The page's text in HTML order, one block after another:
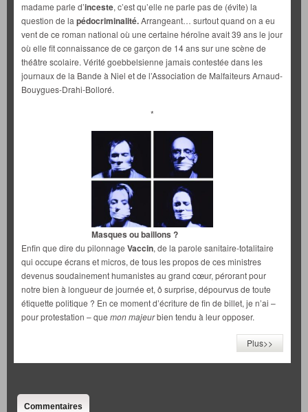
madame parle d’inceste, c’est qu’elle ne parle pas de (évite) la
question de la pédocriminalité.Arrangeant… surtout quand on a eu
vent de ce roman national où une certaine héroïne avait 39 ans le jour
où elle fit connaissance de ce garçon de 14 ans sur une scène de
théâtre scolaire. Vérité goebbelsienne jamais contestée dans les
journaux de la Bande à Niel et de l’Association de Malfaiteurs Arnaud-
Bouygues-Drahi-Bolloré.
*
Masques ou baillons ?
Enfin que dire du pilonnage Vaccin, de la parole sanitaire-totalitaire
qui occupe écrans et micros, de tous les propos de ces ministres
devenus soudainement humanistes au grand cœur, pérorant pour
notre bien à longueur de journée et, ô surprise, dépourvus de toute
étiquette politique ? En ce moment d’écriture de fin de billet, je n’ai –
pour protestation – que mon majeurbien tendu à leur opposer.
Plus>>
Commentaires